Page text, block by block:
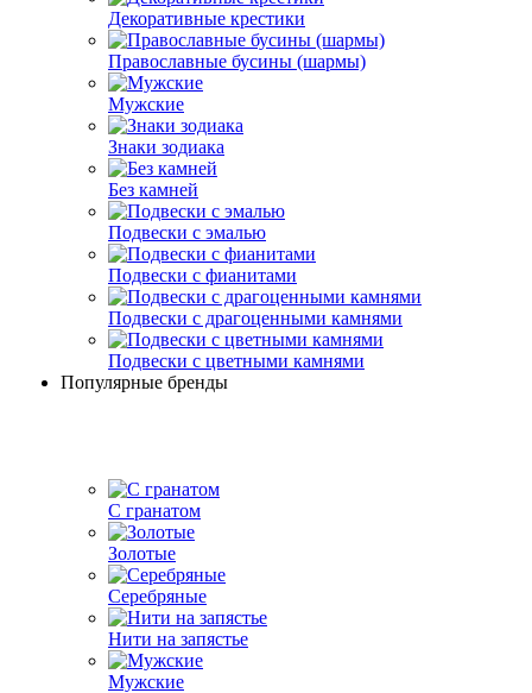
Декоративные крестики
Православные бусины (шармы)
Мужские
Знаки зодиака
Без камней
Подвески с эмалью
Подвески с фианитами
Подвески с драгоценными камнями
Подвески с цветными камнями
Популярные бренды
С гранатом
Золотые
Серебряные
Нити на запястье
Мужские